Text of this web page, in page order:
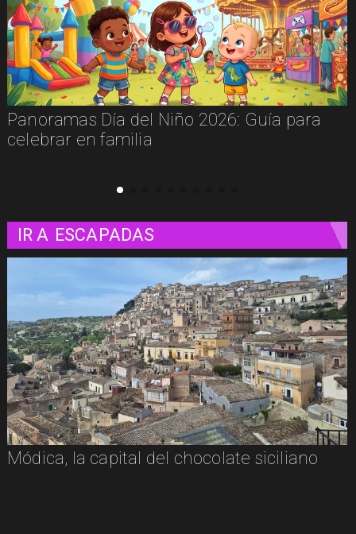
Panoramas Día del Niño 2026: Guía para
celebrar en familia
IR A ESCAPADAS
Módica, la capital del chocolate siciliano